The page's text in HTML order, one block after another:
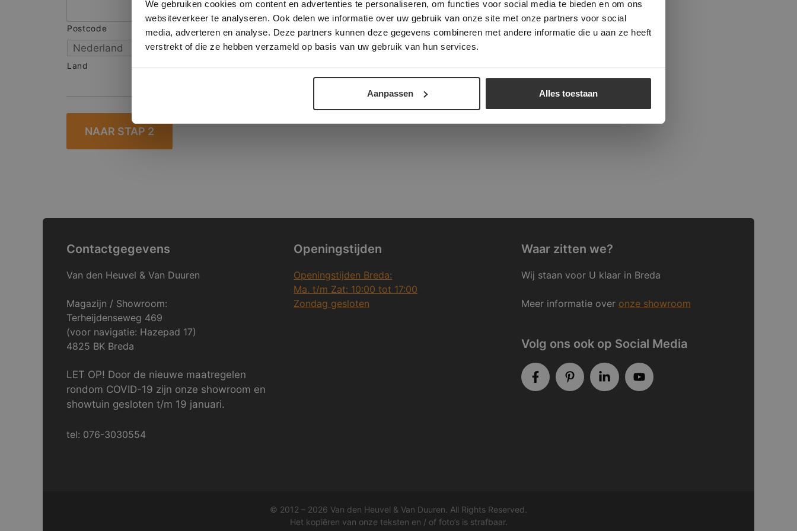
We gebruiken cookies om content en advertenties te personaliseren, om functies voor social media te bieden en om ons
websiteverkeer te analyseren. Ook delen we informatie over uw gebruik van onze site met onze partners voor social
media, adverteren en analyse. Deze partners kunnen deze gegevens combineren met andere informatie die u aan ze heeft
verstrekt of die ze hebben verzameld op basis van uw gebruik van hun services.
Aanpassen Alles toestaan
Postcode Stad
Land
Contactgegevens
Van den Heuvel & Van Duuren
Magazijn / Showroom:
Terheijdenseweg 469
(voor navigatie: Hazepad 17)
4825 BK Breda
LET OP! Door de nieuwe maatregelen
rondom COVID-19 zijn onze showroom en
showtuin gesloten t/m 19 januari.
tel: 076-3030554
Openingstijden
Openingstijden Breda:
Ma. t/m Zat: 10:00 tot 17:00
Zondag gesloten
Waar zitten we?
Wij staan voor U klaar in Breda
Meer informatie over onze showroom
Volg ons ook op Social Media
© 2012 – 2026 Van den Heuvel & Van Duuren. All Rights Reserved.
Het kopiëren van onze teksten en / of foto’s is strafbaar.
verder
ALLES ACCEPTEREN ALLES AFWIJZEN